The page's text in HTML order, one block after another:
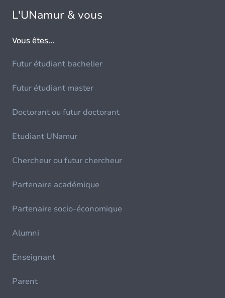
L'UNamur & vous
Vous êtes...
Futur étudiant bachelier
Futur étudiant master
Doctorant ou futur doctorant
Etudiant UNamur
Chercheur ou futur chercheur
Partenaire académique
Partenaire socio-économique
Alumni
Enseignant
Parent